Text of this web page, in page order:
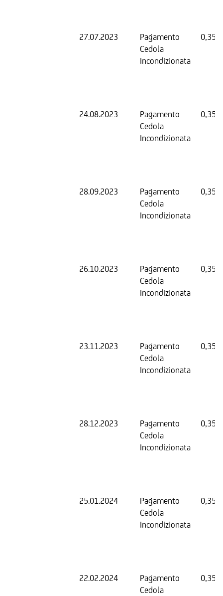
27.07.2023
Pagamento
Cedola
Incondizionata
0,35
24.08.2023
Pagamento
Cedola
Incondizionata
0,35
28.09.2023
Pagamento
Cedola
Incondizionata
0,35
26.10.2023
Pagamento
Cedola
Incondizionata
0,35
23.11.2023
Pagamento
Cedola
Incondizionata
0,35
28.12.2023
Pagamento
Cedola
Incondizionata
0,35
25.01.2024
Pagamento
Cedola
Incondizionata
0,35
22.02.2024
Pagamento
Cedola
0,35